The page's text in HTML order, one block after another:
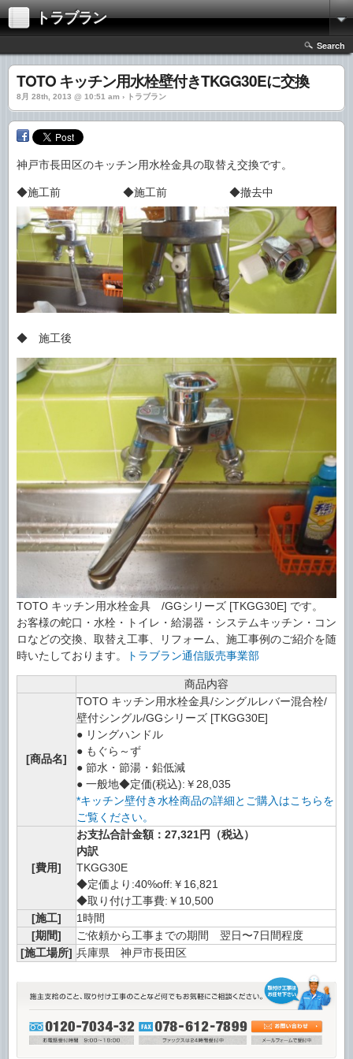
トラブラン
Search
TOTO キッチン用水栓壁付きTKGG30Eに交換
8月 28th, 2013 @ 10:51 am › トラブラン
神戸市長田区のキッチン用水栓金具の取替え交換です。
◆施工前 ◆施工前 ◆撤去中
◆ 施工後
TOTO キッチン用水栓金具 /GGシリーズ [TKGG30E] です。
お客様の蛇口・水栓・トイレ・給湯器・システムキッチン・コン
ロなどの交換、取替え工事、リフォーム、施工事例のご紹介を随
時いたしております。
トラブラン通信販売事業部
商品内容
[商品名]
TOTO キッチン用水栓金具/シングルレバー混合栓/
壁付シングル/GGシリーズ [TKGG30E]
● リングハンドル
● もぐら～ず
● 節水・節湯・鉛低減
● 一般地◆定価(税込):￥28,035
*キッチン壁付き水栓商品の詳細とご購入はこちらを
ご覧ください。
[費用]
お支払合計金額：27,321円（税込）
内訳
TKGG30E
◆定価より:40%off:￥16,821
◆取り付け工事費:￥10,500
[施工]
1時間
[期間]
ご依頼から工事までの期間 翌日〜7日間程度
[施工場所] 兵庫県 神戸市長田区